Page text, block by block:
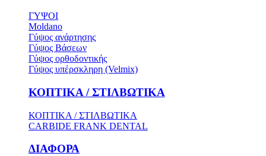
ΓΥΨΟΙ
Moldano
Γύψος ανάρτησης
Γύψος Βάσεων
Γύψος ορθοδοντικής
Γύψος υπέρσκληρη (Velmix)
ΚΟΠΤΙΚΑ / ΣΤΙΛΒΩΤΙΚΑ
ΚΟΠΤΙΚΑ / ΣΤΙΛΒΩΤΙΚΑ
CARBIDE FRANK DENTAL
ΔΙΑΦΟΡΑ